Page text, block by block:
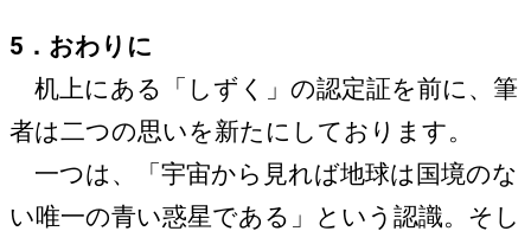
5．おわりに
机上にある「しずく」の認定証を前に、筆
者は二つの思いを新たにしております。
一つは、「宇宙から見れば地球は国境のな
い唯一の青い惑星である」という認識。そし